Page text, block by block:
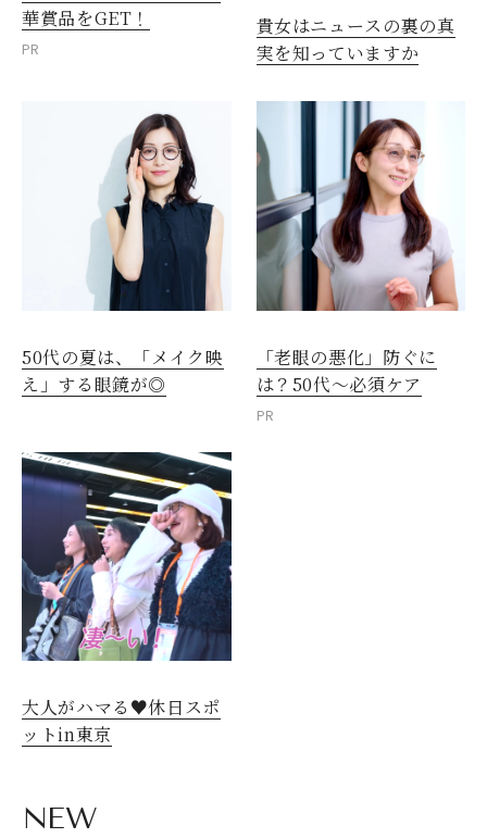
華賞品をGET！
PR
貴女はニュースの裏の真
実を知っていますか
50代の夏は、「メイク映
え」する眼鏡が◎
「老眼の悪化」防ぐに
は？50代～必須ケア
PR
大人がハマる♥休日スポ
ットin東京
NEW